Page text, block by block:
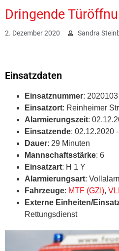
Dringende
2. Dezember 2020 Sandra
Einsatzdaten
Einsatznummer: 2020103
Einsatzort: Reinheimer
Alarmierungszeit:
Einsatzende: 02.12.2020
Dauer: 29 Minuten
Mannschaftsstärke: 6
Einsatzart: H 1 Y
Alarmierungsart:
Fahrzeuge: MTF (GZI),
Externe Einheiten/
Rettungsdienst